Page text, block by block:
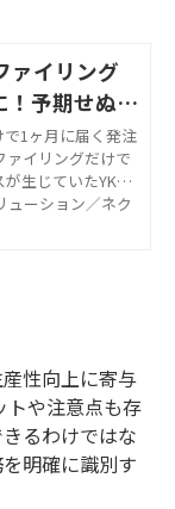
ァイリング
！予期せぬコ
勤務も支えた
1ヶ月に届く発注
ァイリングだけで
生じていたYKア
『FNX e-受信FAX
、毎月約40時間
ューション／ネク
性向上に寄与
トや注意点も存
るわけではな
明確に識別す